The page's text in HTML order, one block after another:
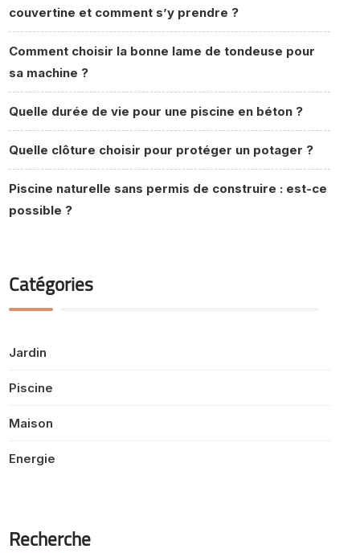
couvertine et comment s’y prendre ?
Comment choisir la bonne lame de tondeuse pour
sa machine ?
Quelle durée de vie pour une piscine en béton ?
Quelle clôture choisir pour protéger un potager ?
Piscine naturelle sans permis de construire : est-ce
possible ?
Catégories
Jardin
Piscine
Maison
Energie
Recherche